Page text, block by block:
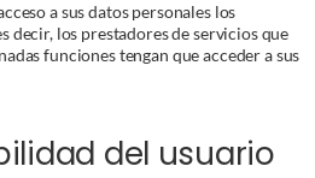
a sus datos personales los
decir, los prestadores de servicios que
funciones tengan que acceder a sus
del usuario